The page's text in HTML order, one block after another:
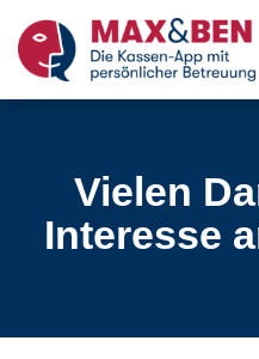
Vielen
Interesse